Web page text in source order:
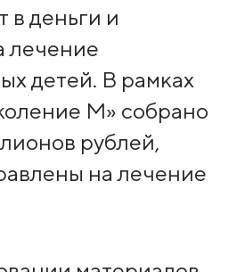
в деньги и
лечение
детей. В рамках
М» собрано
рублей,
на лечение